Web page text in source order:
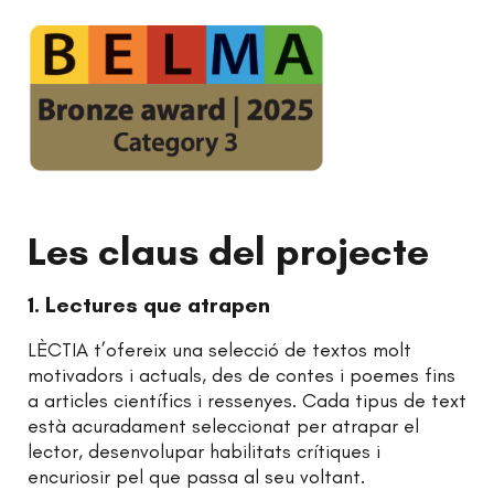
Les claus del projecte
1. Lectures que atrapen
LÈCTIA t’ofereix una selecció de textos molt
motivadors i actuals, des de contes i poemes fins
a articles científics i ressenyes. Cada tipus de text
està acuradament seleccionat per atrapar el
lector, desenvolupar habilitats crítiques i
encuriosir pel que passa al seu voltant.